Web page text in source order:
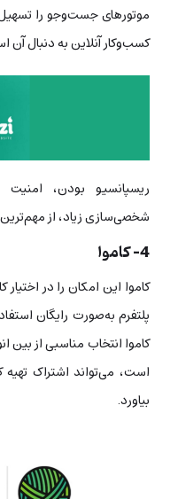
موتورهای جست‌وجو را
کسب‌وکار آنلاین به دنبال آن
ریسپانسیو بودن،
شخصی‌سازی زیاد، از
4- کاموا
پلتفرم به‌صورت رایگان
کاموا انتخاب مناسبی از
است، می‌تواند اشتراک تهیه
بیاورد.